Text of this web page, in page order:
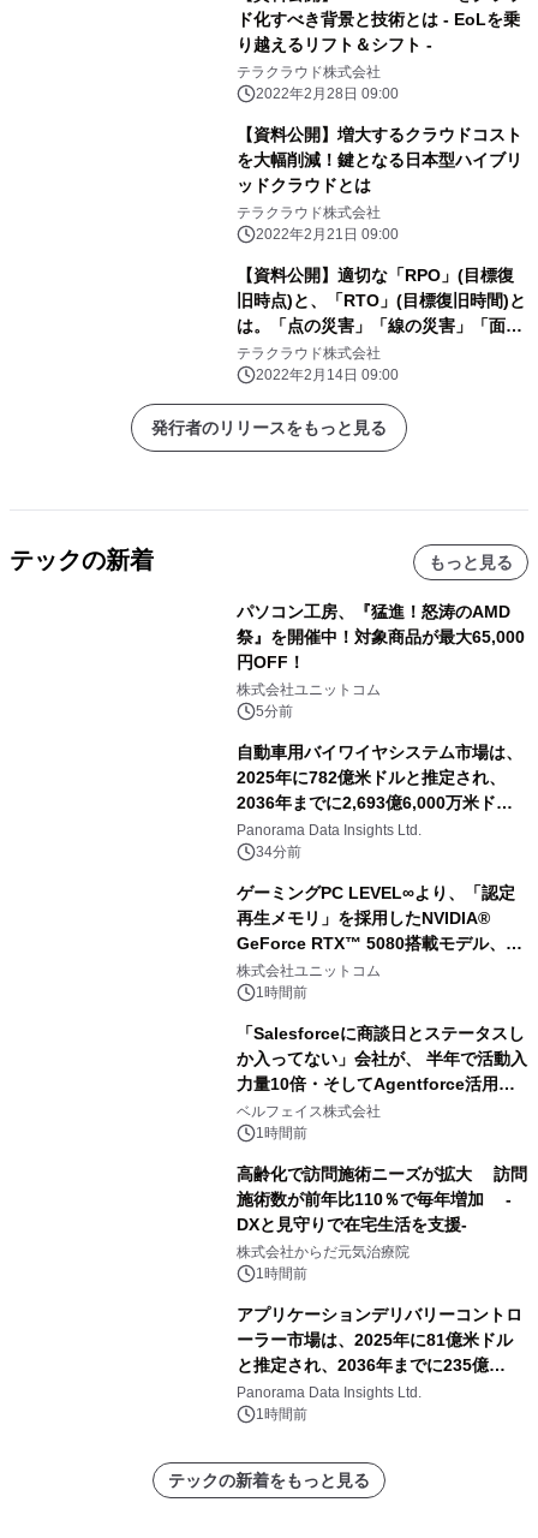
ド化すべき背景と技術とは - EoLを乗
り越えるリフト＆シフト -
テラクラウド株式会社
2022年2月28日 09:00
【資料公開】増大するクラウドコスト
を大幅削減！鍵となる日本型ハイブリ
ッドクラウドとは
テラクラウド株式会社
2022年2月21日 09:00
【資料公開】適切な「RPO」(目標復
旧時点)と、「RTO」(目標復旧時間)と
は。「点の災害」「線の災害」「面の
災害」。DR は3 つの視点で考える。
テラクラウド株式会社
2022年2月14日 09:00
発行者のリリースをもっと見る
テックの新着 もっと見る
パソコン工房、『猛進！怒涛のAMD
祭』を開催中！対象商品が最大65,000
円OFF！
株式会社ユニットコム
5分前
自動車用バイワイヤシステム市場は、
2025年に782億米ドルと推定され、
2036年までに2,693億6,000万米ドル
に達すると予測されており、予測期間
（2026年～2036年）
Panorama Data Insights Ltd.
34分前
ゲーミングPC LEVEL∞より、「認定
再生メモリ」を採用したNVIDIA®
GeForce RTX™ 5080搭載モデル、
NVIDIA® GeForce RTX™ 5070 Ti搭
載モデルを販売開始
株式会社ユニットコム
1時間前
「Salesforceに商談日とステータスし
か入ってない」会社が、 半年で活動入
力量10倍・そしてAgentforce活用へ
── 敷島住宅×bellSalesAI事例公開
ベルフェイス株式会社
1時間前
高齢化で訪問施術ニーズが拡大 訪問
施術数が前年比110％で毎年増加 -
DXと見守りで在宅生活を支援-
株式会社からだ元気治療院
1時間前
アプリケーションデリバリーコントロ
ーラー市場は、2025年に81億米ドル
と推定され、2036年までに235億
8,000万米ドルに達すると予測されて
おり、予測期間（2026年～2036年）
Panorama Data Insights Ltd.
1時間前
テックの新着をもっと見る